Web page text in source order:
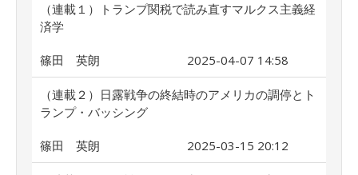
（連載１）トランプ関税で読み直すマルクス主義経
済学
篠田 英朗 2025-04-07 14:58
（連載２）日露戦争の終結時のアメリカの調停とト
ランプ・バッシング
篠田 英朗 2025-03-15 20:12